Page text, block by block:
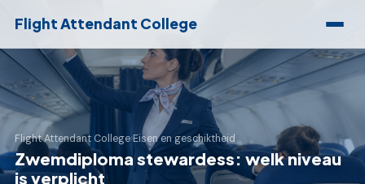
Flight Attendant College
Flight Attendant College›Eisen en geschiktheid
Zwemdiploma stewardess: welk niveau
is verplicht